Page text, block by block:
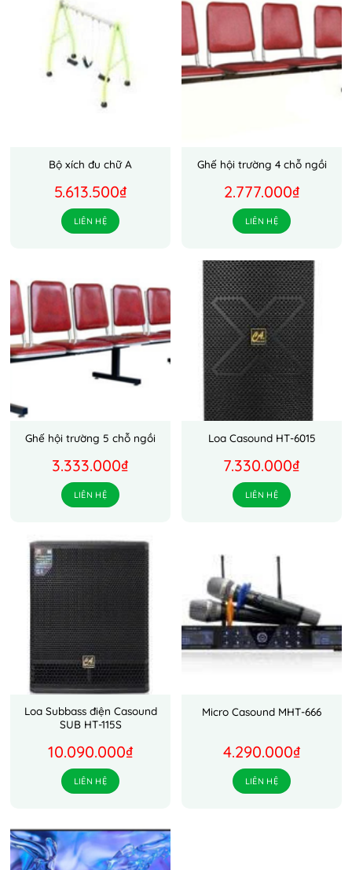
Bộ xích đu chữ A
5.613.500₫
LIÊN HỆ
Ghế hội trường 4 chỗ ngồi
2.777.000₫
LIÊN HỆ
Ghế hội trường 5 chỗ ngồi
3.333.000₫
LIÊN HỆ
Loa Casound HT-6015
7.330.000₫
LIÊN HỆ
Loa Subbass điện Casound
SUB HT-115S
10.090.000₫
LIÊN HỆ
Micro Casound MHT-666
4.290.000₫
LIÊN HỆ